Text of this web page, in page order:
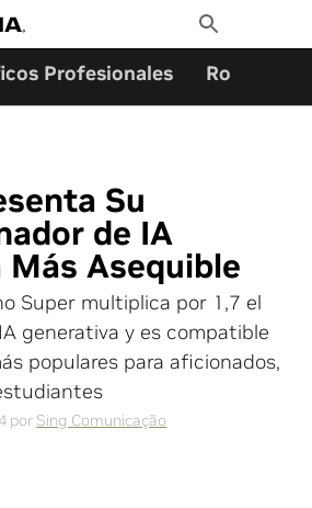
Toggle
Search
Profesionales Robótica
Su
de IA
Más Asequible
Super multiplica por 1,7 el
generativa y es compatible
populares para aficionados,
por Sing Comunicação